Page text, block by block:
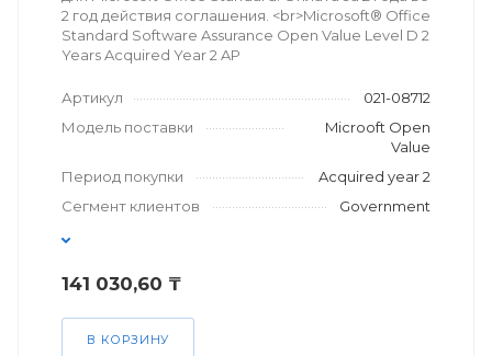
2 год действия соглашения. <br>Microsoft® Office
Standard Software Assurance Open Value Level D 2
Years Acquired Year 2 AP
Артикул
021-08712
Модель поставки
Microoft Open
Value
Период покупки
Acquired year 2
Сегмент клиентов
Government
141 030,60 ₸
В КОРЗИНУ